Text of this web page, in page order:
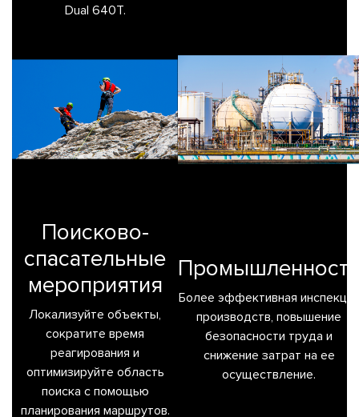
Dual 640T.
Поисково-
спасательные
мероприятия
Локализуйте объекты,
сократите время
реагирования и
оптимизируйте область
поиска с помощью
планирования маршрутов.
Промышленность
Более эффективная инспекция
производств, повышение
безопасности труда и
снижение затрат на ее
осуществление.